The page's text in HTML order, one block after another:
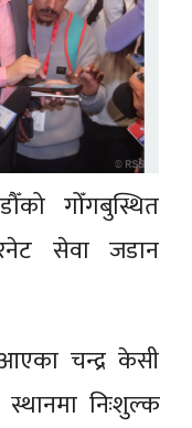
गोँगबुस्थित
सेवा जडान
चन्द्र केसी
निःशुल्क